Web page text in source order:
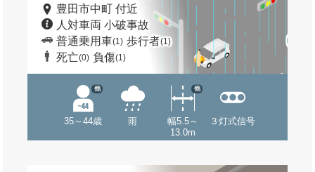
豊田市中町 付近
人対車両 小破事故
普通乗用車(1) 歩行者(1)
死亡(0) 負傷(1)
35～44歳
他
雨
幅5.5～
13.0m
他
３灯式信号